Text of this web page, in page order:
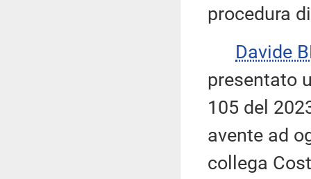
procedura
Davide
presentato
105 del
avente ad
collega